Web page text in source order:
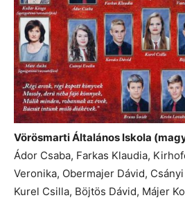
Vörösmarti Általános Iskola
Ádor Csaba, Farkas Klaudia,
Veronika, Obermajer Dávid,
Kurel Csilla, Böjtös Dávid, Májer